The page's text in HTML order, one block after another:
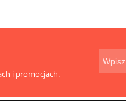
i promocjach.